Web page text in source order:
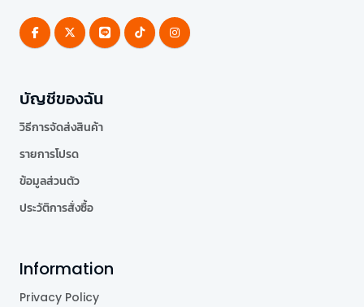
บัญชีของฉัน
วิธีการจัดส่งสินค้า
รายการโปรด
ข้อมูลส่วนตัว
ประวัติการสั่งซื้อ
Information
Privacy Policy